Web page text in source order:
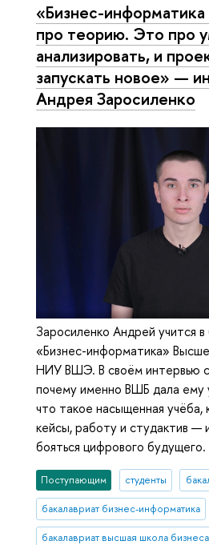
«Бизнес-
про теорию. Это про
анализировать, и
запускать новое» —
Андрея Заросиленко
Заросиленко Андрей учится в
«Бизнес-информатика»
НИУ ВШЭ. В своём интервью
почему именно ВШБ дала ему
что такое насыщенная учёба,
кейсы, работу и студактив —
бояться цифрового будущего.
Поступающим студенты
бакалавриат бизнес-информатика
бакалавриат высшая школа бизнеса